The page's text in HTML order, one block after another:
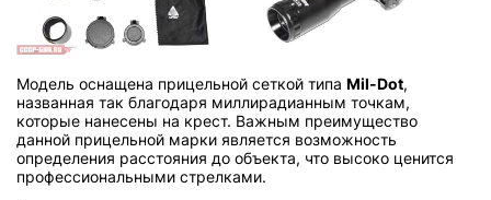
Модель оснащена прицельной сеткой типа Mil-Dot,
названная так благодаря миллирадианным точкам,
которые нанесены на крест. Важным преимущество
данной прицельной марки является возможность
определения расстояния до объекта, что высоко ценится
профессиональными стрелками.